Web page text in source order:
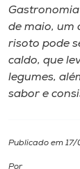
A
Unoesc
de maio, um
risoto pode
caldo, que
legumes,
sabor e
Publicado em
Por